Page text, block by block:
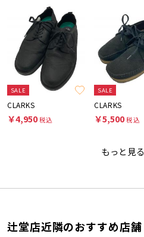
SALE
CLARKS
￥4,950税込
SALE
CLARKS
￥5,500税込
もっと見る
辻堂店近隣のおすすめ店舗